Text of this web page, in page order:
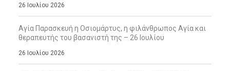
26 Ιουλίου 2026
Αγία Παρασκευή η Οσιομάρτυς, η φιλάνθρωπος Αγία και
θεραπευτής του βασανιστή της – 26 Ιουλίου
26 Ιουλίου 2026